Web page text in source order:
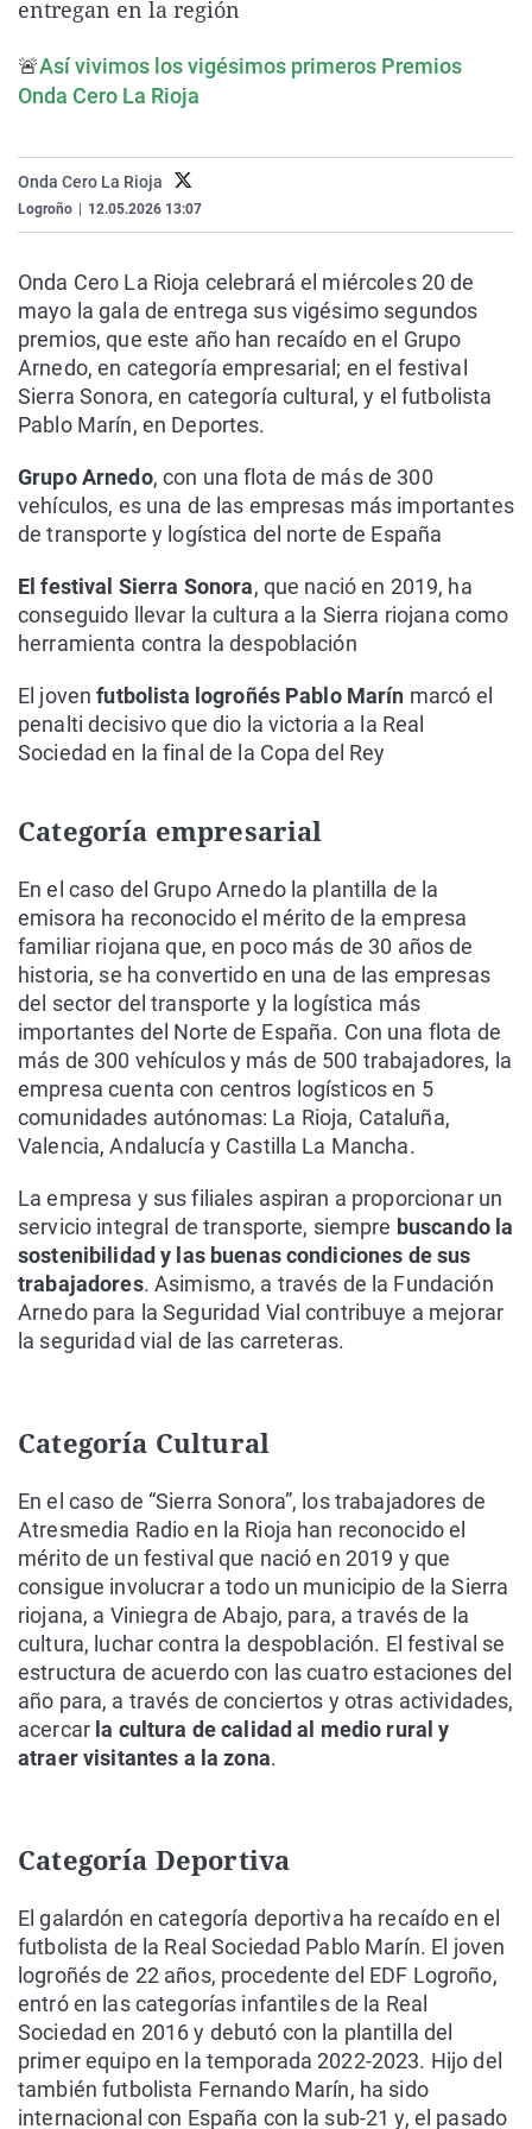
Gente viajera
Retornados
Galicia
Televisión
entregan en la región
🚨Así vivimos los vigésimos primeros Premios
Onda Cero La Rioja
Onda Cero La Rioja
Logroño 12.05.2026 13:07
Onda Cero La Rioja celebrará el miércoles 20 de
mayo la gala de entrega sus vigésimo segundos
premios, que este año han recaído en el Grupo
Arnedo, en categoría empresarial; en el festival
Sierra Sonora, en categoría cultural, y el futbolista
Pablo Marín, en Deportes.
Grupo Arnedo, con una flota de más de 300
vehículos, es una de las empresas más importantes
de transporte y logística del norte de España
El festival Sierra Sonora, que nació en 2019, ha
conseguido llevar la cultura a la Sierra riojana como
herramienta contra la despoblación
El jovenfutbolista logroñés Pablo Marín marcó el
penalti decisivo que dio la victoria a la Real
Sociedad en la final de la Copa del Rey
Categoría empresarial
En el caso del Grupo Arnedo la plantilla de la
emisora ha reconocido el mérito de la empresa
familiar riojana que, en poco más de 30 años de
historia, se ha convertido en una de las empresas
del sector del transporte y la logística más
importantes del Norte de España. Con una flota de
más de 300 vehículos y más de 500 trabajadores, la
empresa cuenta con centros logísticos en 5
comunidades autónomas: La Rioja, Cataluña,
Valencia, Andalucía y Castilla La Mancha.
La empresa y sus filiales aspiran a proporcionar un
servicio integral de transporte, siempre buscando la
sostenibilidad y las buenas condiciones de sus
trabajadores. Asimismo, a través de la Fundación
Arnedo para la Seguridad Vial contribuye a mejorar
la seguridad vial de las carreteras.
Categoría Cultural
En el caso de “Sierra Sonora”, los trabajadores de
Atresmedia Radio en la Rioja han reconocido el
mérito de un festival que nació en 2019 y que
consigue involucrar a todo un municipio de la Sierra
riojana, a Viniegra de Abajo, para, a través de la
cultura, luchar contra la despoblación. El festival se
estructura de acuerdo con las cuatro estaciones del
año para, a través de conciertos y otras actividades,
acercar la cultura de calidad al medio rural y
atraer visitantes a la zona.
Categoría Deportiva
El galardón en categoría deportiva ha recaído en el
futbolista de la Real Sociedad Pablo Marín. El joven
logroñés de 22 años, procedente del EDF Logroño,
entró en las categorías infantiles de la Real
Sociedad en 2016 y debutó con la plantilla del
primer equipo en la temporada 2022-2023. Hijo del
también futbolista Fernando Marín, ha sido
internacional con España con la sub-21 y, el pasado